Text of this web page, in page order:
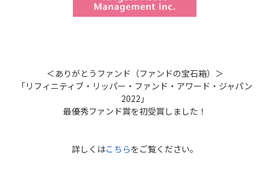
＜ありがとうファンド（ファンドの宝石箱）＞
「リフィニティブ・リッパー・ファンド・アワード・ジャパン
2022」
最優秀ファンド賞を初受賞しました！
詳しくはこちらをご覧ください。